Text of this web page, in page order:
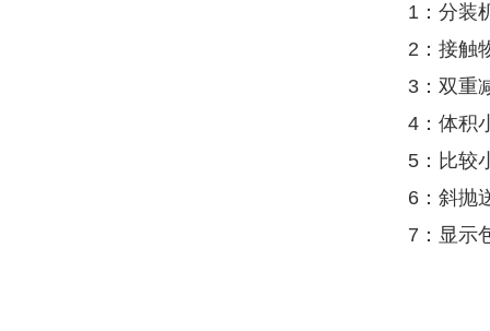
1：分装
2：接触
3：双重
4：体积
5：比较
6：斜抛
7：显示